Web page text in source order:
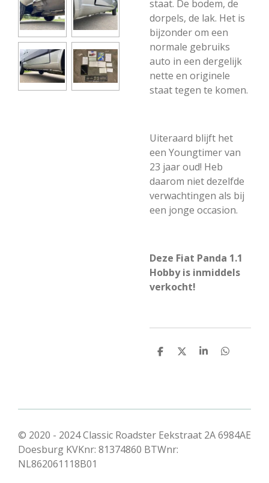
staat. De bodem, de
dorpels, de lak. Het is
bijzonder om een
normale gebruiks
auto in een dergelijk
nette en originele
staat tegen te komen.
Uiteraard blijft het
een Youngtimer van
23 jaar oud! Heb
daarom niet dezelfde
verwachtingen als bij
een jonge occasion.
Deze Fiat Panda 1.1
Hobby is inmiddels
verkocht!
D
D
S
D
© 2020 - 2024 Classic Roadster Eekstraat 2A 6984AE
Doesburg KVKnr: 81374860 BTWnr:
NL862061118B01